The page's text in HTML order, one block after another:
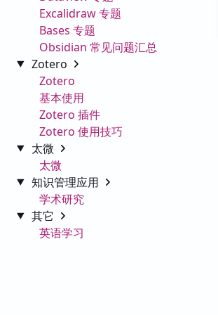
Excalidraw 专题
Bases 专题
Obsidian 常见问题汇总
Zotero
Zotero
基本使用
Zotero 插件
Zotero 使用技巧
太微
太微
知识管理应用
学术研究
其它
英语学习